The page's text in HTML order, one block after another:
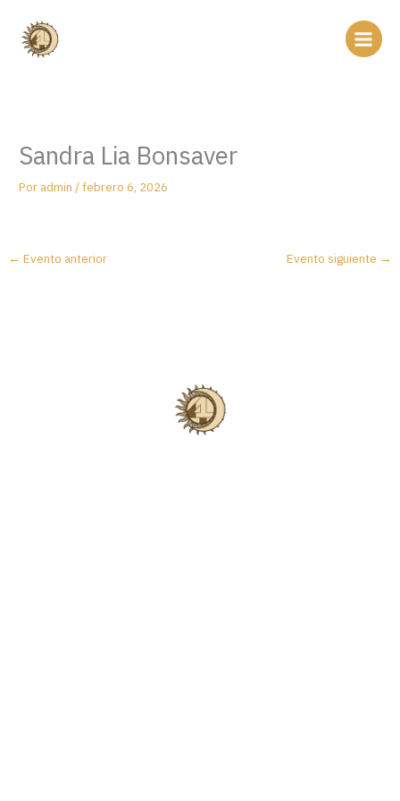
contenido
Sandra Lia Bonsaver
Por admin /febrero 6, 2026
← Evento anterior Evento siguiente →